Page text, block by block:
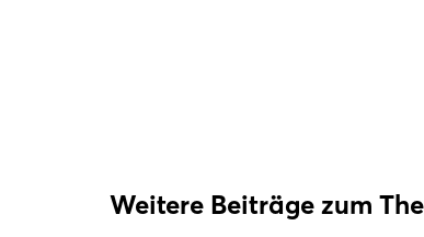
Weitere Beiträge zum